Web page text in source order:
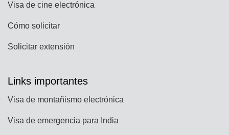
Visa de cine electrónica
Cómo solicitar
Solicitar extensión
Links importantes
Visa de montañismo electrónica
Visa de emergencia para India